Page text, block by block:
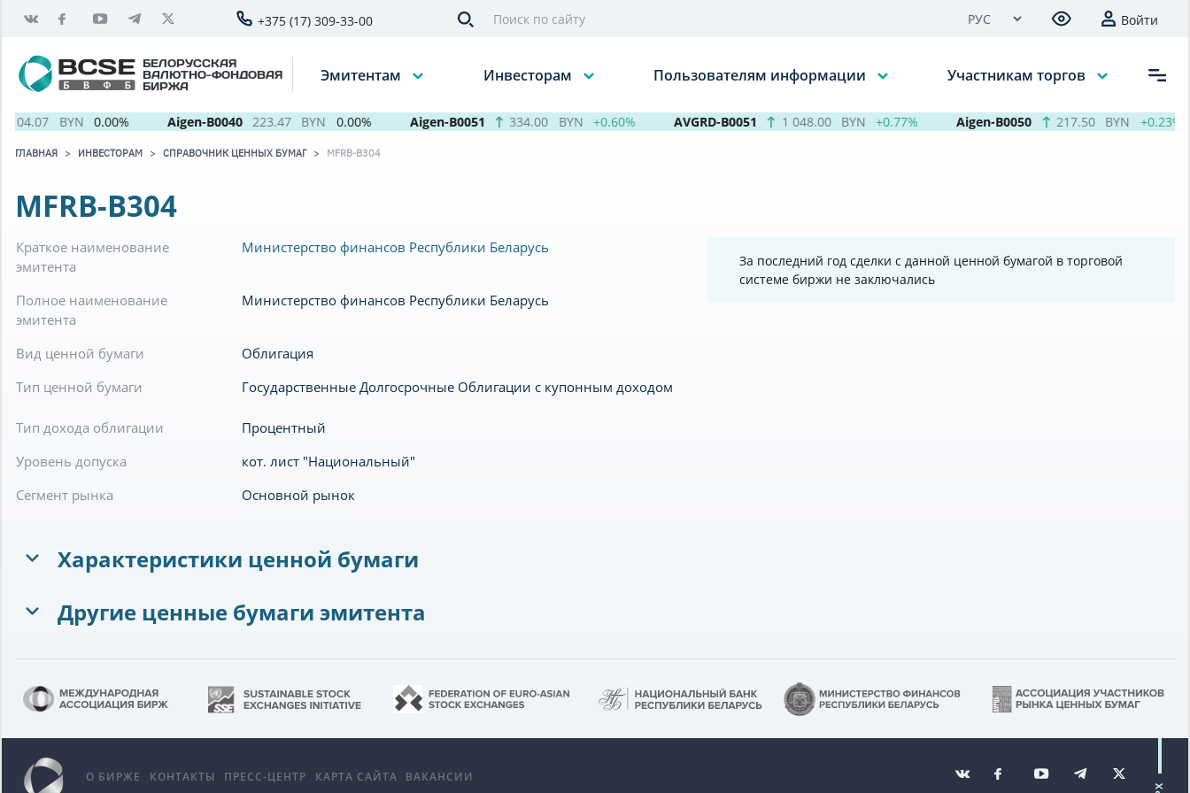
+375 (17) 309-33-00 Войти
БЕЛОРУССКАЯ
ВАЛЮТНО-ФОНДОВАЯ
БИРЖА
Эмитентам Инвесторам Пользователям информации Участникам торгов
BYN 0.00% Aigen-B0040 223.47 BYN 0.00% Aigen-B0051 334.00 BYN +0.60% AVGRD-B0051 1 048.00 BYN +0.77% Aigen-B0050 217.50 BYN +0.23%
ГЛАВНАЯ ИНВЕСТОРАМ СПРАВОЧНИК ЦЕННЫХ БУМАГ MFRB-B304
MFRB-B304
Краткое наименование
эмитента
Министерство финансов Республики Беларусь
Полное наименование
эмитента
Министерство финансов Республики Беларусь
Вид ценной бумаги
Облигация
Тип ценной бумаги
Государственные Долгосрочные Облигации с купонным доходом
Тип дохода облигации
Процентный
Уровень допуска
кот. лист "Национальный"
Сегмент рынка
Основной рынок
За последний год сделки с данной ценной бумагой в торговой
системе биржи не заключались
Характеристики ценной бумаги
Другие ценные бумаги эмитента
О БИРЖЕ КОНТАКТЫ ПРЕСС-ЦЕНТР КАРТА САЙТА ВАКАНСИИ